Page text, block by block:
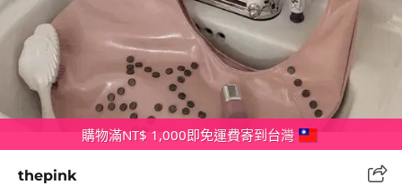
購物滿NT$ 1,000即免運費寄到台灣
thepink